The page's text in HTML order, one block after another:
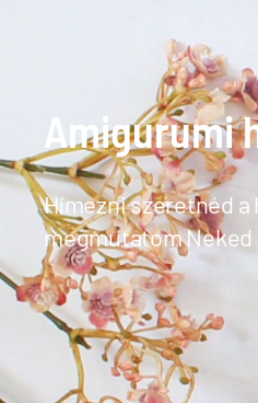
Amigurumi
Hímezni szeretnéd a
megmutatom